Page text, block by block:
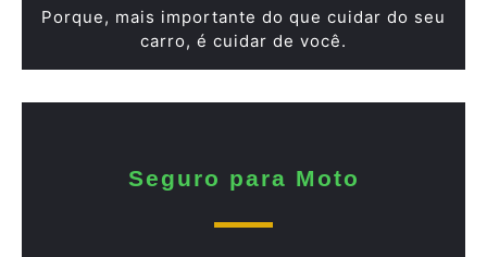
Porque, mais importante do que cuidar do seu
carro, é cuidar de você.
Seguro para Moto